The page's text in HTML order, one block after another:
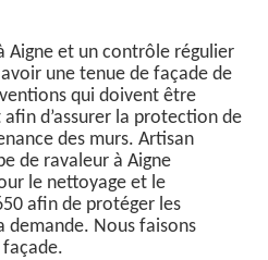
Aigne et un contrôle régulier
une tenue de façade de
qui doivent être
d’assurer la protection de
des murs. Artisan
de ravaleur à Aigne
le nettoyage et le
afin de protéger les
demande. Nous faisons